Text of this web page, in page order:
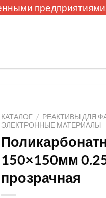
КАТАЛОГ / РЕАКТИВЫ ДЛЯ
ЭЛЕКТРОННЫЕ МАТЕРИАЛЫ
150×150мм
прозрачная